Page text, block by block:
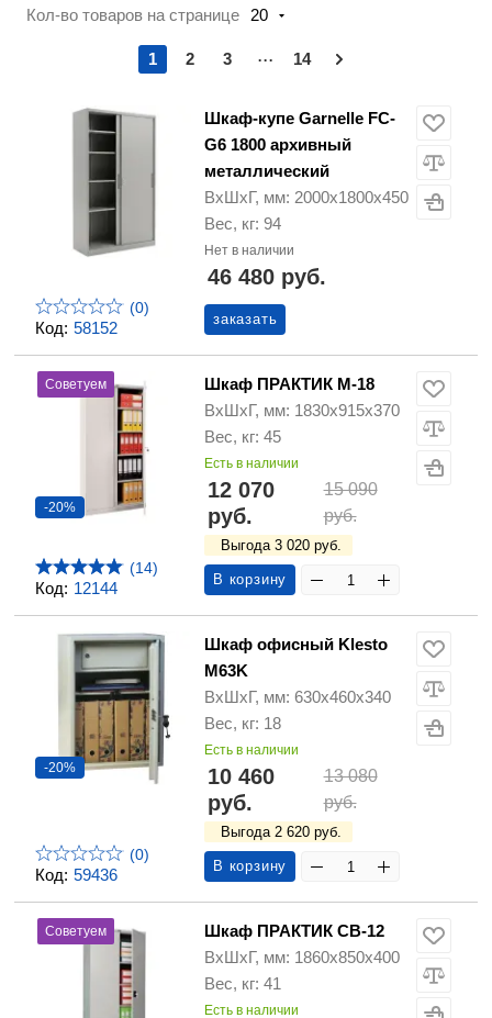
Кол-во товаров на странице
20
1 2 3 ... 14
Код: 58152
(0)
Шкаф-купе Garnelle FC-
G6 1800 архивный
металлический
ВхШхГ, мм: 2000х1800х450
Вес, кг: 94
Нет в наличии
46 480 руб.
заказать
Код: 12144
Советуем
-20%
(14)
Шкаф ПРАКТИК М-18
ВхШхГ, мм: 1830х915х370
Вес, кг: 45
Есть в наличии
12 070
руб.
15 090
руб.
Выгода 3 020 руб.
В корзину
Код: 59436
-20%
(0)
Шкаф офисный Klesto
M63K
ВхШхГ, мм: 630х460х340
Вес, кг: 18
Есть в наличии
10 460
руб.
13 080
руб.
Выгода 2 620 руб.
В корзину
Советуем
Шкаф ПРАКТИК СВ-12
ВхШхГ, мм: 1860х850х400
Вес, кг: 41
Есть в наличии